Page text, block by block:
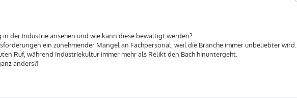
der Industrie ansehen und wie kann diese bewältigt werden?
ein zunehmender Mangel an Fachpersonal, weil die Branche immer unbeliebter wird.
Ruf, während Industriekultur immer mehr als Relikt den Bach hinuntergeht.
anders?!